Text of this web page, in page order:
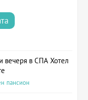
вечеря в СПА Хотел
пансион